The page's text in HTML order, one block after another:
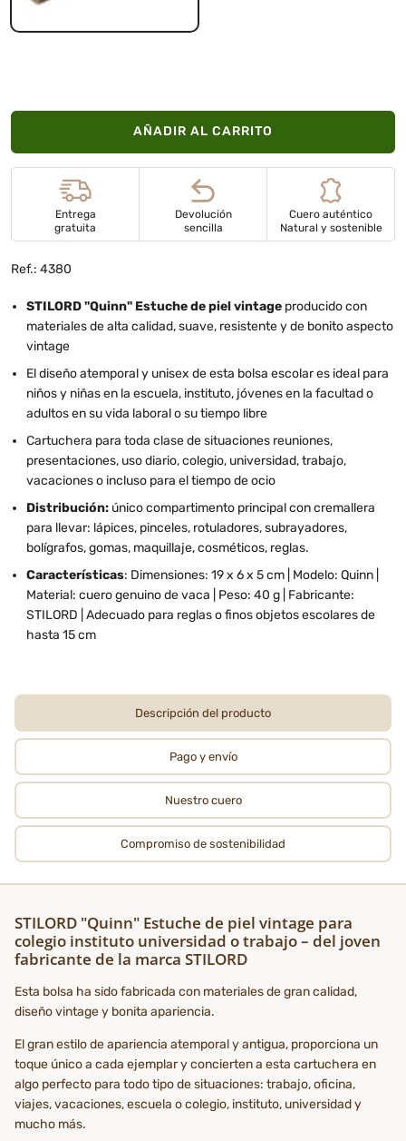
AÑADIR AL CARRITO
Entrega
gratuita
Devolución
sencilla
Cuero auténtico
Natural y sostenible
Ref.: 4380
STILORD "Quinn" Estuche de piel vintage producido con
materiales de alta calidad, suave, resistente y de bonito aspecto
vintage
El diseño atemporal y unisex de esta bolsa escolar es ideal para
niños y niñas en la escuela, instituto, jóvenes en la facultad o
adultos en su vida laboral o su tiempo libre
Cartuchera para toda clase de situaciones reuniones,
presentaciones, uso diario, colegio, universidad, trabajo,
vacaciones o incluso para el tiempo de ocio
Distribución: único compartimento principal con cremallera
para llevar: lápices, pinceles, rotuladores, subrayadores,
bolígrafos, gomas, maquillaje, cosméticos, reglas.
Características: Dimensiones: 19 x 6 x 5 cm | Modelo: Quinn |
Material: cuero genuino de vaca | Peso: 40 g | Fabricante:
STILORD | Adecuado para reglas o finos objetos escolares de
hasta 15 cm
Descripción del producto
Pago y envío
Nuestro cuero
Compromiso de sostenibilidad
STILORD "Quinn" Estuche de piel vintage para
colegio instituto universidad o trabajo – del joven
fabricante de la marca STILORD
Esta bolsa ha sido fabricada con materiales de gran calidad,
diseño vintage y bonita apariencia.
El gran estilo de apariencia atemporal y antigua, proporciona un
toque único a cada ejemplar y concierten a esta cartuchera en
algo perfecto para todo tipo de situaciones: trabajo, oficina,
viajes, vacaciones, escuela o colegio, instituto, universidad y
mucho más.